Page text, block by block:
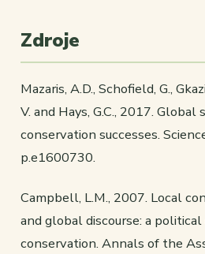
Zdroje
Mazaris, A.D., Schofield, G.,
V. and Hays, G.C., 2017. Global
conservation successes.
p.e1600730.
Campbell, L.M., 2007. Local
and global discourse: a
conservation. Annals of the